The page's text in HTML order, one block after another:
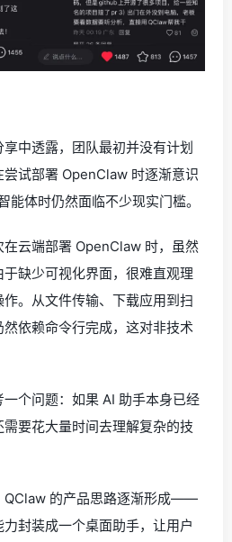
中透露，团队最初并没有计划
试部署 OpenClaw 时逐渐意识
能体时仍然面临不少现实门槛。
云端部署 OpenClaw 时，虽然
缺少可视化界面，很难直观理
。从文件传输、下载应用到扫
依赖命令行完成，这对非技术
个问题：如果 AI 助手本身已经
要花大量时间去理解复杂的技
QClaw 的产品思路逐渐形成——
封装成一个桌面助手，让用户